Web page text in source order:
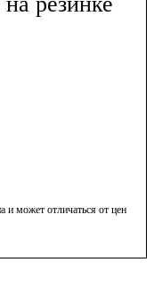
и может отличаться от цен